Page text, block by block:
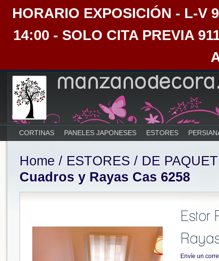
HORARIO EXPOSICIÓN - L-V
14:00 - SOLO CITA PREVIA
CORTINAS PANELES JAPONESES ESTORES
Home / ESTORES / DE
Cuadros y Rayas Cas 6258
Estor
Envíe un